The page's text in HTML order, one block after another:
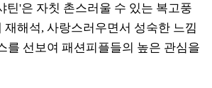
틴'은 자칫 촌스러울 수 있는 복고풍
해석, 사랑스러우면서 성숙한 느낌
를 선보여 패션피플들의 높은 관심을